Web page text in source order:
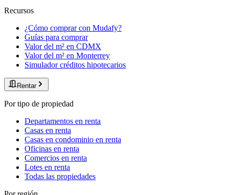
Recursos
¿Cómo comprar con Mudafy?
Guías para comprar
Valor del m² en CDMX
Valor del m² en Monterrey
Simulador créditos hipotecarios
Rentar
Por tipo de propiedad
Departamentos en renta
Casas en renta
Casas en condominio en renta
Oficinas en renta
Comercios en renta
Lotes en renta
Todas las propiedades